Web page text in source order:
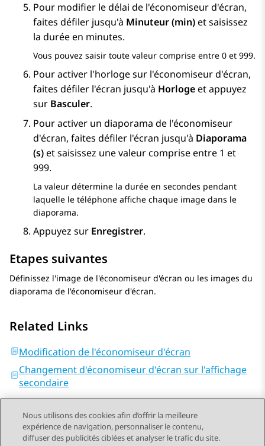
Pour modifier le délai de l'économiseur d'écran,
faites défiler jusqu'à Minuteur (min)et saisissez
la durée en minutes.
Vous pouvez saisir toute valeur comprise entre 0 et 999.
Pour activer l'horloge sur l'économiseur d'écran,
faites défiler l'écran jusqu'à Horlogeet appuyez
sur Basculer.
Pour activer un diaporama de l'économiseur
d'écran, faites défiler l'écran jusqu'à Diaporama
(s)et saisissez une valeur comprise entre 1 et
999.
La valeur détermine la durée en secondes pendant
laquelle le téléphone affiche chaque image dans le
diaporama.
Appuyez sur Enregistrer.
Etapes suivantes
Définissez l'image de l'économiseur d'écran ou les images du
diaporama de l'économiseur d'écran.
Related Links
Modification de l'économiseur d'écran
Changement d'économiseur d'écran sur l'affichage
secondaire
Nous utilisons des cookies afin d’offrir la meilleure
expérience de navigation, personnaliser le contenu,
diffuser des publicités ciblées et analyser le trafic du site.